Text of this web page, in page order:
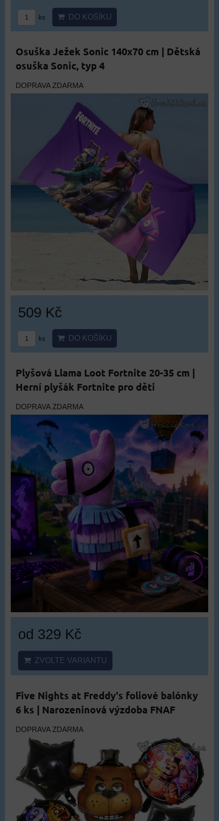
ks DO KOŠÍKU
Osuška Ježek Sonic 140x70 cm | Dětská
osuška Sonic, typ 4
DOPRAVA ZDARMA
509 Kč
ks DO KOŠÍKU
Plyšová Llama Loot Fortnite 20-35 cm |
Herní plyšák Fortnite pro děti
DOPRAVA ZDARMA
od 329 Kč
ZVOLTE VARIANTU
Five Nights at Freddy's foliové balónky
6 ks | Narozeninová výzdoba FNAF
DOPRAVA ZDARMA